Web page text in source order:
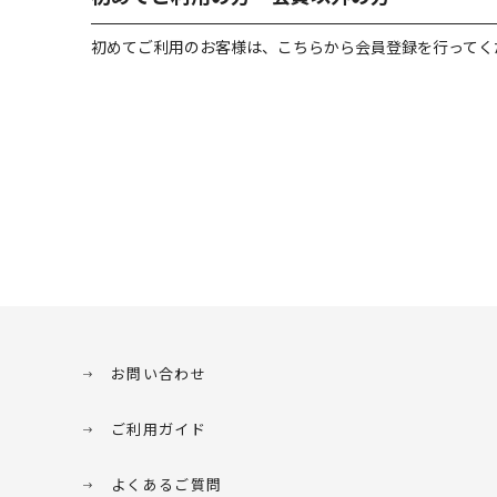
初めてご利用のお客様は、こちらから会員登録を行って
お問い合わせ
ご利用ガイド
よくあるご質問